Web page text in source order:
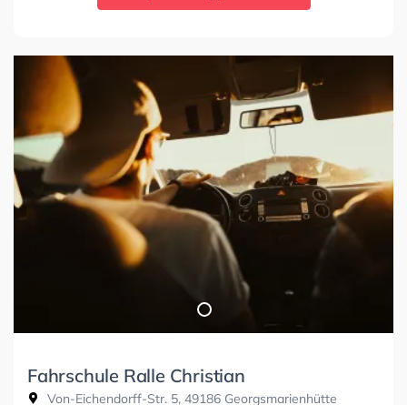
Fahrschule Ralle Christian
Von-Eichendorff-Str. 5, 49186 Georgsmarienhütte